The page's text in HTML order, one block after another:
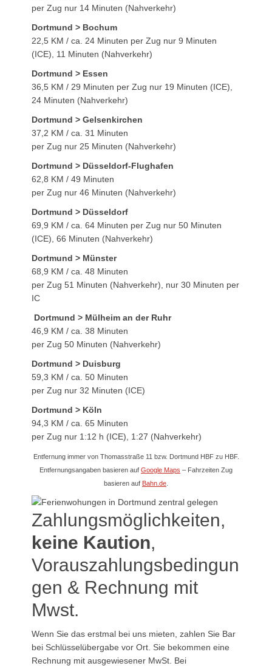
per Zug nur 14 Minuten (Nahverkehr)
Dortmund > Bochum
22,5 KM / ca. 24 Minuten per Zug nur 9 Minuten
(ICE), 11 Minuten (Nahverkehr)
Dortmund > Essen
36,5 KM / 29 Minuten per Zug nur 19 Minuten (ICE),
24 Minuten (Nahverkehr)
Dortmund > Gelsenkirchen
37,2 KM / ca. 31 Minuten
per Zug nur 25 Minuten (Nahverkehr)
Dortmund > Düsseldorf-Flughafen
62,8 KM / 49 Minuten
per Zug nur 46 Minuten (Nahverkehr)
Dortmund > Düsseldorf
69,9 KM / ca. 64 Minuten per Zug nur 50 Minuten
(ICE), 66 Minuten (Nahverkehr)
Dortmund > Münster
68,9 KM / ca. 48 Minuten
per Zug 51 Minuten (Nahverkehr), nur 30 Minuten per
IC
Dortmund > Mülheim an der Ruhr
46,9 KM / ca. 38 Minuten
per Zug 50 Minuten (Nahverkehr)
Dortmund > Duisburg
59,3 KM / ca. 50 Minuten
per Zug nur 32 Minuten (ICE)
Dortmund > Köln
94,3 KM / ca. 65 Minuten
per Zug nur 1:12 h (ICE), 1:27 (Nahverkehr)
Entfernung immer von Thomasstraße 11 bzw. Dortmund HBF zu HBF.
Entfernungsangaben basieren auf Google Maps – Fahrzeiten Zug
basieren auf Bahn.de.
Zahlungsmöglichkeiten,
keine Kaution,
Vorauszahlungsbedingun
gen & Rechnung mit
Mwst.
Wenn Sie das erstmal bei uns mieten, zahlen Sie Bar
bei Schlüsselübergabe vor Ort. Sie bekommen eine
Rechnung mit ausgewiesener MwSt. Bei